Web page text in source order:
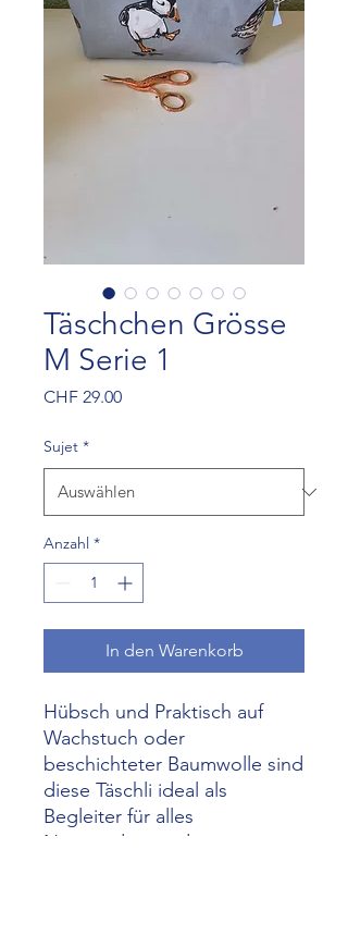
Täschchen Grösse
M Serie 1
CHF 29.00Preis
Sujet *
Anzahl *
In den Warenkorb
Hübsch und Praktisch auf
Wachstuch oder
beschichteter Baumwolle sind
diese Täschli ideal als
Begleiter für alles
Notwendige in der